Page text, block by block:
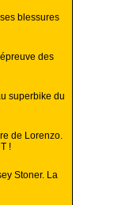
blessures
des
superbike du
de Lorenzo.
!
Stoner. La